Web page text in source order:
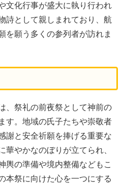
文化行事が盛大に執り行われ
詩として親しまれており、航
を願う多くの参列者が訪れま
、祭礼の前夜祭として神前の
す。地域の氏子たちや崇敬者
謝と安全祈願を捧げる重要な
華やかなのぼりが立てられ、
輿の準備や境内整備などもこ
本祭に向けた心を一つにする